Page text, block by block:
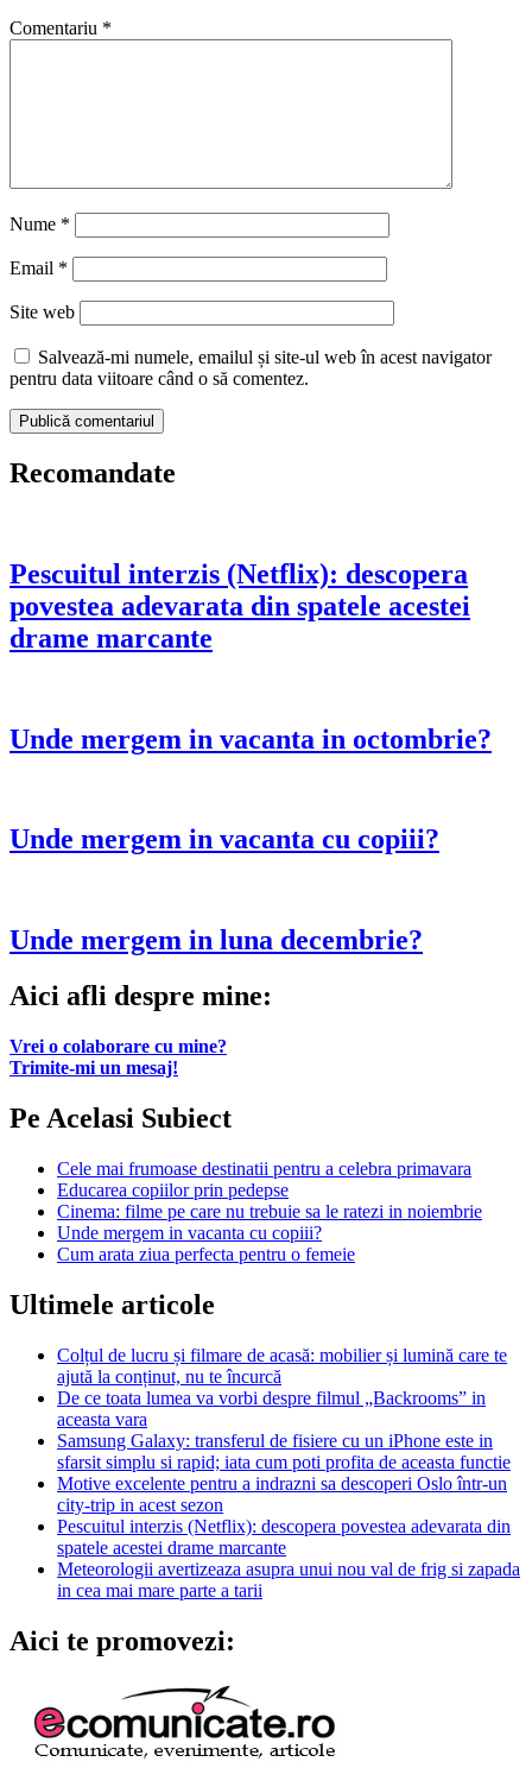
Comentariu *
Nume *
Email *
Site web
Salvează-mi numele, emailul și site-ul web în acest navigator
pentru data viitoare când o să comentez.
Recomandate
Pescuitul interzis (Netflix): descopera
povestea adevarata din spatele acestei
drame marcante
Unde mergem in vacanta in octombrie?
Unde mergem in vacanta cu copiii?
Unde mergem in luna decembrie?
Aici afli despre mine:
Vrei o colaborare cu mine?
Trimite-mi un mesaj!
Pe Acelasi Subiect
Cele mai frumoase destinatii pentru a celebra primavara
Educarea copiilor prin pedepse
Cinema: filme pe care nu trebuie sa le ratezi in noiembrie
Unde mergem in vacanta cu copiii?
Cum arata ziua perfecta pentru o femeie
Ultimele articole
Colțul de lucru și filmare de acasă: mobilier și lumină care te
ajută la conținut, nu te încurcă
De ce toata lumea va vorbi despre filmul „Backrooms” in
aceasta vara
Samsung Galaxy: transferul de fisiere cu un iPhone este in
sfarsit simplu si rapid; iata cum poti profita de aceasta functie
Motive excelente pentru a indrazni sa descoperi Oslo într-un
city-trip in acest sezon
Pescuitul interzis (Netflix): descopera povestea adevarata din
spatele acestei drame marcante
Meteorologii avertizeaza asupra unui nou val de frig si zapada
in cea mai mare parte a tarii
Aici te promovezi: